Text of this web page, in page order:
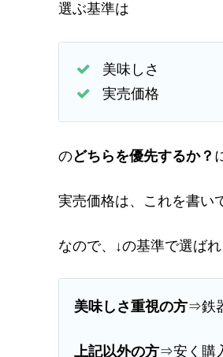
選ぶ基準は
美味しさ
実売価格
のどちらを優先するか？
実売価格は、これを書い
なので、↓の基準で選ば
美味しさ重視の方⇒鉄
上記以外の方⇒安く購